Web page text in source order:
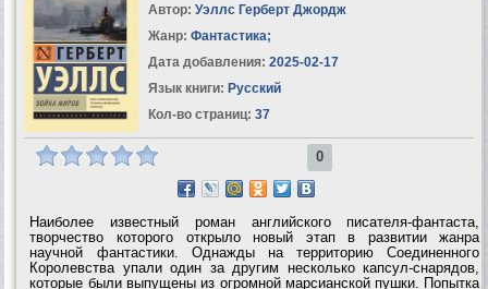
Автор: Уэллс Герберт Джордж
Жанр: Фантастика;
Дата добавления: 2025-02-17
Язык книги: Русский
Кол-во страниц: 37
0
Наиболее известный роман английского писателя-фантаста,
творчество которого открыло новый этап в развитии жанра
научной фантастики. Однажды на территорию Соединенного
Королевства упали один за другим несколько капсул-снарядов,
которые были выпущены из огромной марсианской пушки. Попытка